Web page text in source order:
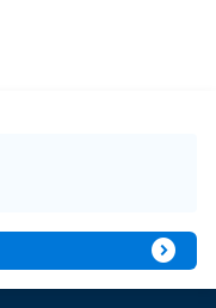
expand_circle_right